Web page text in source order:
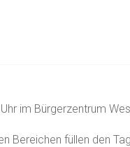
im Bürgerzentrum
füllen den